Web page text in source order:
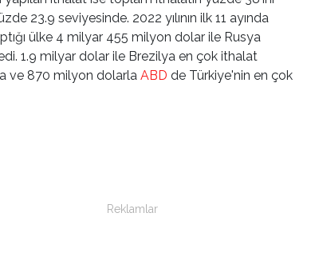
23.9 seviyesinde. 2022 yılının ilk 11 ayında
ülke 4 milyar 455 milyon dolar ile Rusya
1.9 milyar dolar ile Brezilya en çok ithalat
ve 870 milyon dolarla ABD de Türkiye'nin en çok
Reklamlar